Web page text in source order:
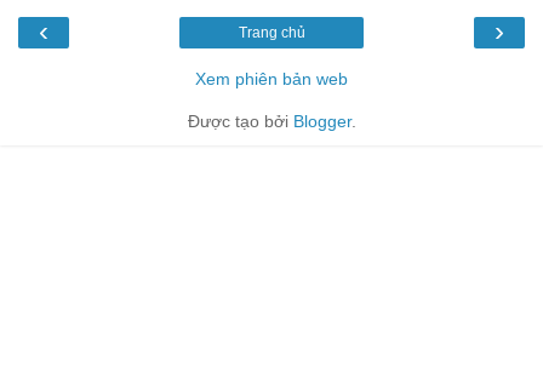
‹ ›
Trang chủ
Xem phiên bản web
Được tạo bởi Blogger.